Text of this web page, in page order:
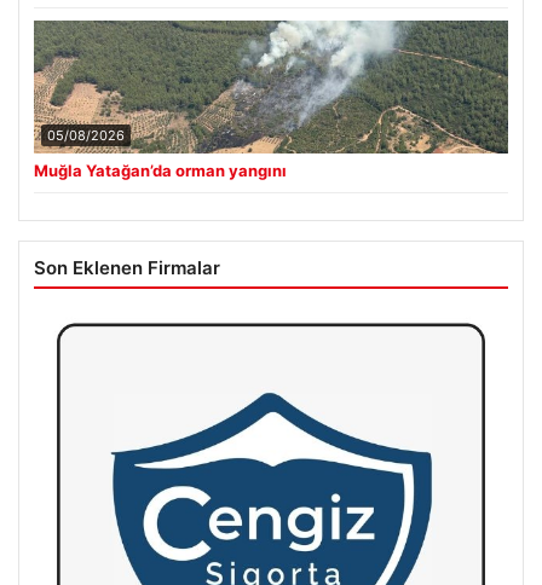
05/08/2026
Muğla Yatağan’da orman yangını
Son Eklenen Firmalar